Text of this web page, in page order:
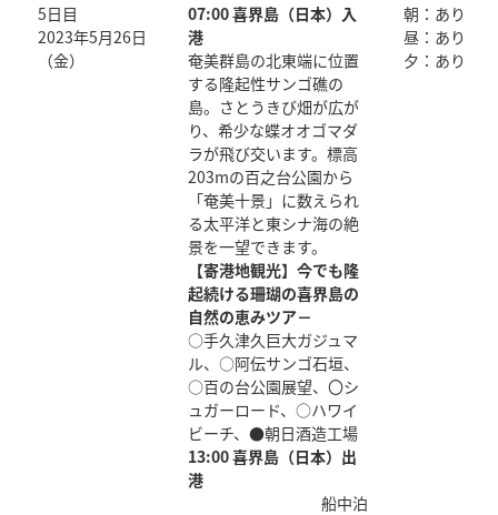
5日目
2023年5月26日
（金）
07:00 喜界島（日本）入
港
奄美群島の北東端に位置
する隆起性サンゴ礁の
島。さとうきび畑が広が
り、希少な蝶オオゴマダ
ラが飛び交います。標高
203mの百之台公園から
「奄美十景」に数えられ
る太平洋と東シナ海の絶
景を一望できます。
【寄港地観光】今でも隆
起続ける珊瑚の喜界島の
自然の恵みツア－
○手久津久巨大ガジュマ
ル、○阿伝サンゴ石垣、
○百の台公園展望、〇シ
ュガーロード、○ハワイ
ビーチ、●朝日酒造工場
13:00 喜界島（日本）出
港
船中泊
朝：あり
昼：あり
夕：あり